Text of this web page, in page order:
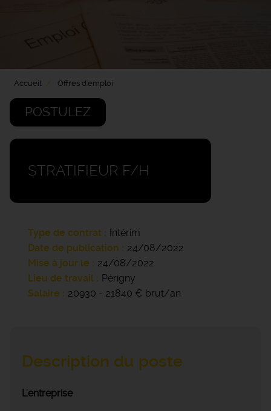
Accueil Offres d'emploi
POSTULEZ
STRATIFIEUR F/H
Type de contrat
Intérim
Date de publication
24/08/2022
Mise à jour le
24/08/2022
Lieu de travail
Périgny
Salaire
20930 - 21840 € brut/an
Description du poste
L'entreprise